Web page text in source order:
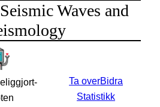
Waves and
Ta overBidra
Statistikk